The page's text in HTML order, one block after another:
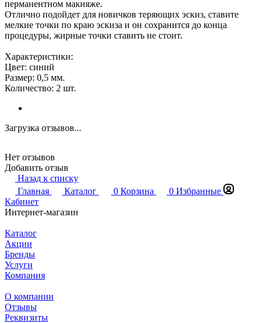
перманентном макияже.
Отлично подойдет для новичков теряющих эскиз, ставите
мелкие точки по краю эскиза и он сохранится до конца
процедуры, жирные точки ставить не стоит.
Характеристики:
Цвет: синий
Размер: 0,5 мм.
Количество: 2 шт.
Загрузка отзывов...
Нет отзывов
Добавить отзыв
Назад к списку
Главная
Каталог 0 Корзина 0 Избранные
Кабинет
Интернет-магазин
Каталог
Акции
Бренды
Услуги
Компания
О компании
Отзывы
Реквизиты